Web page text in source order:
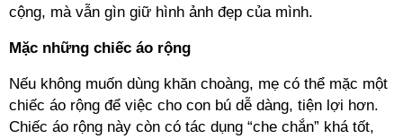
cộng, mà vẫn gìn giữ hình ảnh đẹp của mình.
Mặc những chiếc áo rộng
Nếu không muốn dùng khăn choàng, mẹ có thể mặc một
chiếc áo rộng để việc cho con bú dễ dàng, tiện lợi hơn.
Chiếc áo rộng này còn có tác dụng “che chắn” khá tốt,